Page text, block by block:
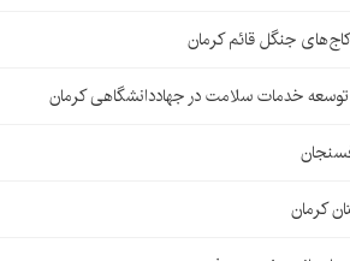
جنگل قائم کرمان
خدمات سلامت در جهاددانشگاهی کرمان
کرمان